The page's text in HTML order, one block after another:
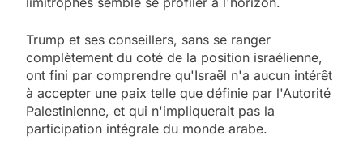
Trump et ses conseillers, sans se ranger
complètement du coté de la position israélienne,
ont fini par comprendre qu'Israël n'a aucun intérêt
à accepter une paix telle que définie par l'Autorité
Palestinienne, et qui n'impliquerait pas la
participation intégrale du monde arabe.